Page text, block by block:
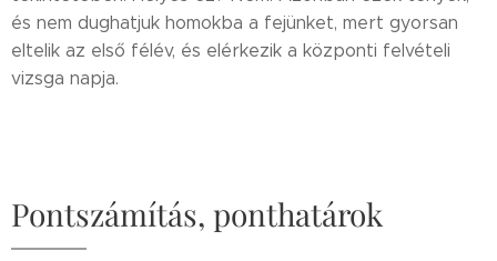
és nem dughatjuk homokba a fejünket, mert gyorsan
eltelik az első félév, és elérkezik a központi felvételi
vizsga napja.
Pontszámítás, ponthatárok